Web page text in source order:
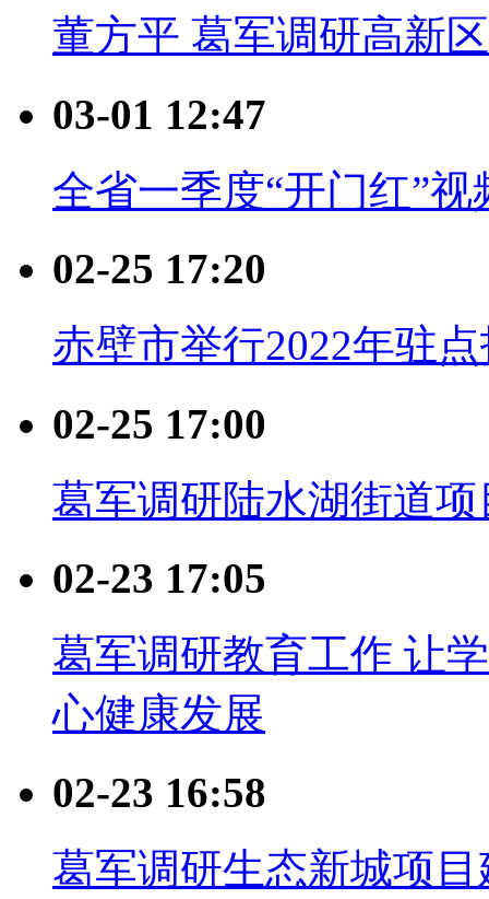
董方平 葛军调研高新
03-01 12:47
全省一季度“开门红”
02-25 17:20
赤壁市举行2022年驻
02-25 17:00
葛军调研陆水湖街道
02-23 17:05
葛军调研教育工作 让
心健康发展
02-23 16:58
葛军调研生态新城项